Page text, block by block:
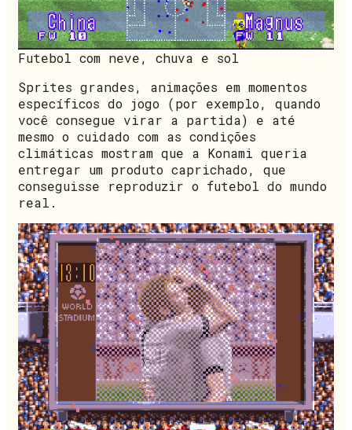
Futebol com neve, chuva e sol
Sprites grandes, animações em momentos
específicos do jogo (por exemplo, quando
você consegue virar a partida) e até
mesmo o cuidado com as condições
climáticas mostram que a Konami queria
entregar um produto caprichado, que
conseguisse reproduzir o futebol do mundo
real.